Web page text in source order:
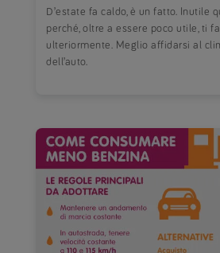
D’estate fa caldo, è un fatto. Inutile
perché, oltre a essere poco utile, ti
ulteriormente. Meglio affidarsi al
dell’auto.